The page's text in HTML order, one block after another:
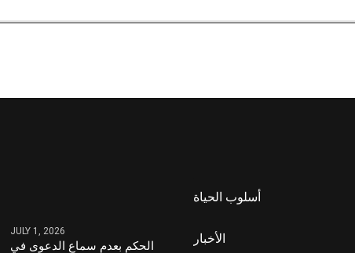
JULY 1, 2026
الحكم بعدم سماع الدعوى في
أسلوب الحياة
الأخبار